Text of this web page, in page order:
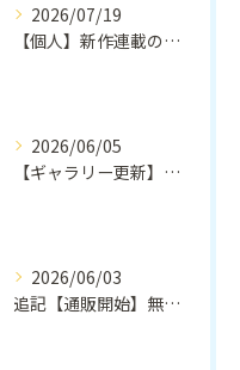
2026/07/19
【個人】新作連載のお知らせ（第１話試し読みダイジェスト版）｜安崎羽美
2026/06/05
【ギャラリー更新】無配ペーパー漫画｜安崎羽美
2026/06/03
追記【通販開始】無才の魔法使いは絶対夢を諦めない（個人創作）｜安崎羽美